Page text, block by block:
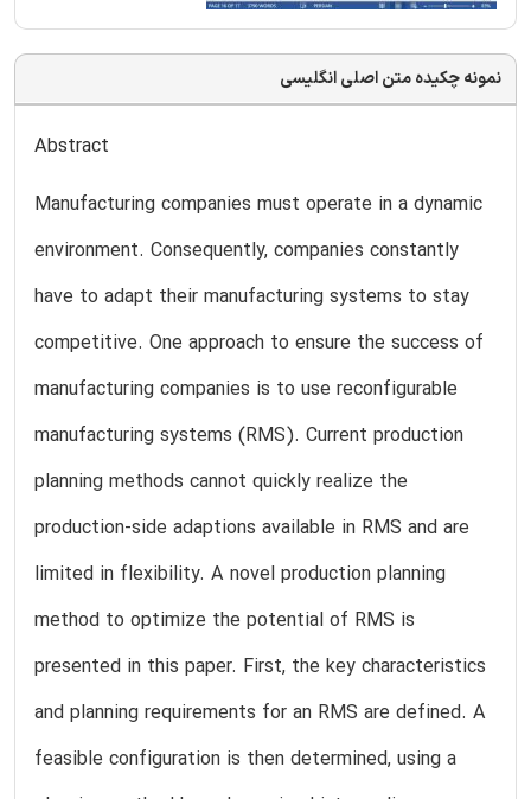
نمونه چکیده متن اصلی انگلیسی
Abstract
Manufacturing companies must operate in a dynamic
environment. Consequently, companies constantly
have to adapt their manufacturing systems to stay
competitive. One approach to ensure the success of
manufacturing companies is to use reconfigurable
manufacturing systems (RMS). Current production
planning methods cannot quickly realize the
production-side adaptions available in RMS and are
limited in flexibility. A novel production planning
method to optimize the potential of RMS is
presented in this paper. First, the key characteristics
and planning requirements for an RMS are defined. A
feasible configuration is then determined, using a